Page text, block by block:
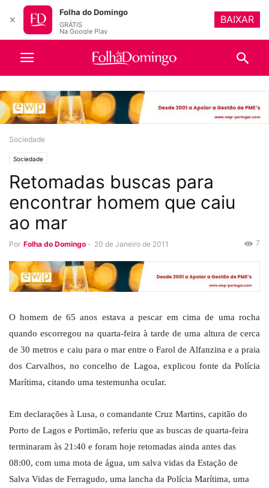
Sociedade
Sociedade
Retomadas buscas para
encontrar homem que caiu
ao mar
Por Folha do Domingo - 20 de Janeiro de 2011 7
O homem de 65 anos estava a pescar em cima de uma rocha
quando escorregou na quarta-feira à tarde de uma altura de cerca
de 30 metros e caiu para o mar entre o Farol de Alfanzina e a praia
dos Carvalhos, no concelho de Lagoa, explicou fonte da Polícia
Marítima, citando uma testemunha ocular.
Em declarações à Lusa, o comandante Cruz Martins, capitão do
Porto de Lagos e Portimão, referiu que as buscas de quarta-feira
terminaram às 21:40 e foram hoje retomadas ainda antes das
08:00, com uma mota de água, um salva vidas da Estação de
Salva Vidas de Ferragudo, uma lancha da Polícia Marítima, uma
✕
Folha do Domingo
GRÁTIS
Na Google Play
BAIXAR